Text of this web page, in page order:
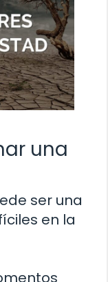
una
ser una
en la